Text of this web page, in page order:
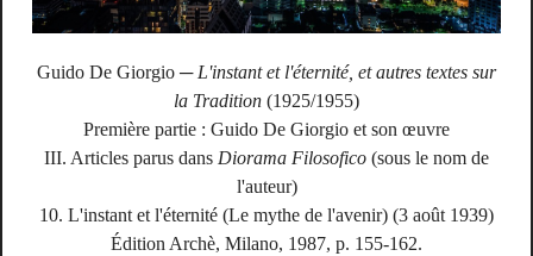
Guido De Giorgio ─ L'instant et l'éternité, et autres textes sur
la Tradition (1925/1955)
Première partie : Guido De Giorgio et son œuvre
III. Articles parus dans Diorama Filosofico (sous le nom de
l'auteur)
10. L'instant et l'éternité (Le mythe de l'avenir) (3 août 1939)
Édition Archè, Milano, 1987, p. 155-162.